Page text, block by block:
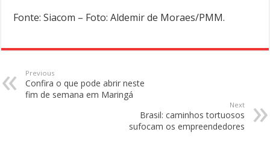
Fonte: Siacom – Foto: Aldemir de Moraes/PMM.
Previous
Confira o que pode abrir neste
fim de semana em Maringá
Next
Brasil: caminhos tortuosos
sufocam os empreendedores